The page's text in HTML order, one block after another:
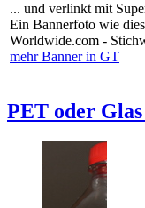
... und verlinkt mit
Ein Bannerfoto wie
Worldwide.com -
mehr Banner in GT
PET oder